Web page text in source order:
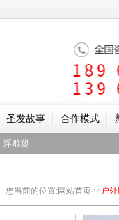
圣发故事 合作模式
浮雕塑
您当前的位置:网站首页>> 户